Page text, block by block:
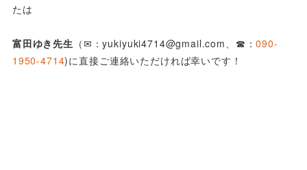
たは
富田ゆき先生 （✉：yukiyuki4714@gmail.com、☎：090-
1950-4714)に直接ご連絡いただければ幸いです！